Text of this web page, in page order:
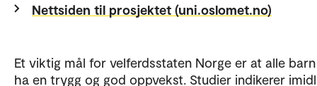
Nettsiden til prosjektet (uni.oslomet.no)
Et viktig mål for velferdsstaten Norge er at alle
ha en trygg og god oppvekst. Studier indikerer